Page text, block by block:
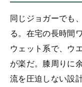
同じジョガーでも
る。在宅の長時間
ウェット系で、ウ
が楽だ。膝周りに
流を圧迫しない設